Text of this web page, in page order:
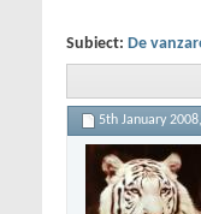
Subiect: De
5th January 2008,